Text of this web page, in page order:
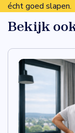
écht goed slapen.
Bekijk